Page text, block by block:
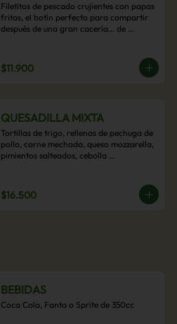
Filetitos de pescado crujientes con papas
fritas, el botín perfecto para compartir
después de una gran cacería… de
$11.900
QUESADILLA MIXTA
Tortillas de trigo, rellenas de pechuga de
pollo, carne mechada, queso mozzarella,
pimientos salteados, cebolla
$16.500
BEBIDAS
Coca Cola, Fanta o Sprite de 350cc